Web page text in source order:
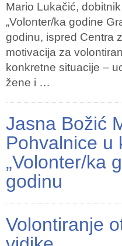
Mario Lukačić,
„Volonter/ka godine
godinu, ispred Centra
motivacija za
konkretne situacije –
žene i …
Jasna Božić
Pohvalnice u
„Volonter/ka
godinu
Volontiranje